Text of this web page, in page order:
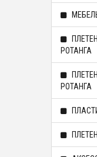
РОТАНГА
РОТАНГА